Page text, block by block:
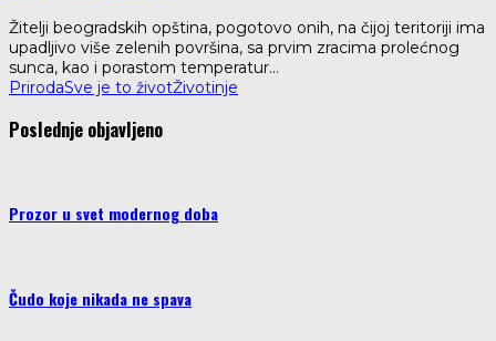
Žitelji beogradskih opština, pogotovo onih, na čijoj teritoriji ima
upadljivo više zelenih površina, sa prvim zracima prolećnog
sunca, kao i porastom temperatur...
PrirodaSve je to životŽivotinje
Poslednje objavljeno
Prozor u svet modernog doba
Čudo koje nikada ne spava